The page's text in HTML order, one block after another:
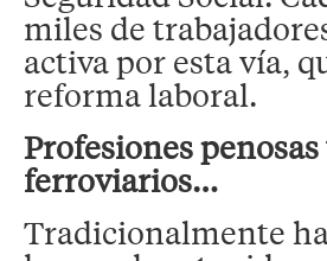
miles de
activa por esta vía,
reforma laboral.
Profesiones
ferroviarios…
Tradicionalmente